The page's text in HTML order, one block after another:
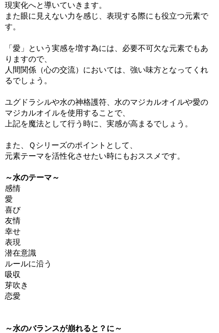
現実化へと導いていきます。
また眼に見えない力を感じ、表現する際にも役立つ元素で
す。
「愛」という実感を増す為には、必要不可欠な元素でもあ
りますので、
人間関係（心の交流）においては、強い味方となってくれ
るでしょう。
ユグドラシルや水の神格護符、水のマジカルオイルや愛の
マジカルオイルを使用することで、
上記を魔法として行う時に、実感が高まるでしょう。
また、Ｑシリーズのポイントとして、
元素テーマを活性化させたい時にもおススメです。
～水のテーマ～
感情
愛
喜び
友情
幸せ
表現
潜在意識
ルールに沿う
吸収
芽吹き
恋愛
～水のバランスが崩れると？に～